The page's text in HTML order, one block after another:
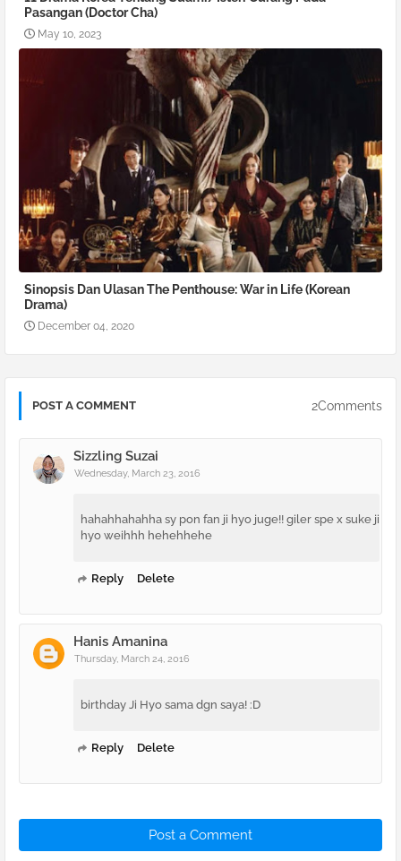
Pasangan (Doctor Cha)
May 10, 2023
Sinopsis Dan Ulasan The Penthouse: War in Life (Korean
Drama)
December 04, 2020
POST A COMMENT 2Comments
Sizzling Suzai
Wednesday, March 23, 2016
hahahhahahha sy pon fan ji hyo juge!! giler spe x suke ji
hyo weihhh hehehhehe
Reply Delete
Hanis Amanina
Thursday, March 24, 2016
birthday Ji Hyo sama dgn saya! :D
Reply Delete
Post a Comment